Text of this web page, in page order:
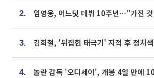
2.
3.
4.